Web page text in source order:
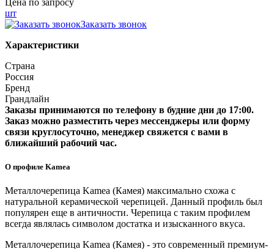
шт
Заказать звонок
Характеристики
Страна
Россия
Бренд
Грандлайн
Заказы принимаются по телефону в будние дни до 17:00.
Заказ можно разместить через мессенджеры или форму
связи круглосуточно, менеджер свяжется с вами в
ближайший рабочий час.
О профиле Kamea
Металлочерепица Kamea (Камея) максимально схожа с
натуральной керамической черепицей. Данный профиль был
популярен еще в античности. Черепица с таким профилем
всегда являлась символом достатка и изысканного вкуса.
Металлочерепица Kamea (Камея) - это современный премиум-